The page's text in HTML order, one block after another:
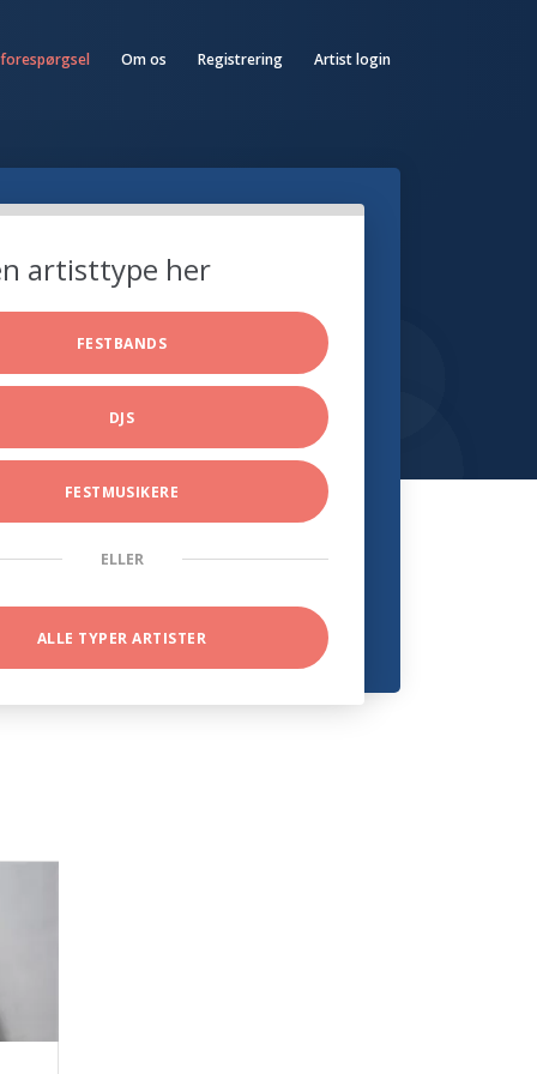
Om os Registrering Artist login
artisttype her
FESTBANDS
DJS
FESTMUSIKERE
ELLER
ALLE TYPER ARTISTER